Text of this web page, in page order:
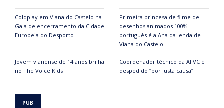
Coldplay em Viana do Castelo na
Gala de encerramento da Cidade
Europeia do Desporto
Primeira princesa de filme de
desenhos animados 100%
português é a Ana da lenda de
Viana do Castelo
Jovem vianense de 14 anos brilha
no The Voice Kids
Coordenador técnico da AFVC é
despedido “por justa causa”